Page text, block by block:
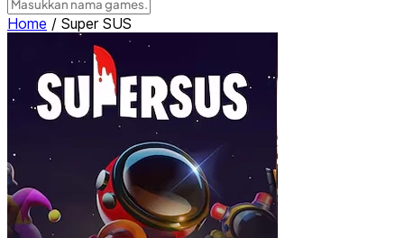
Home / Super SUS